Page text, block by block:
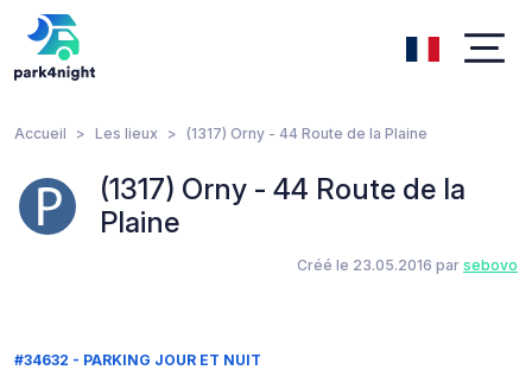
Accueil Les lieux (1317) Orny - 44 Route de la Plaine
(1317) Orny - 44 Route de la
Plaine
Créé le 23.05.2016 par sebovo
#34632 - PARKING JOUR ET NUIT